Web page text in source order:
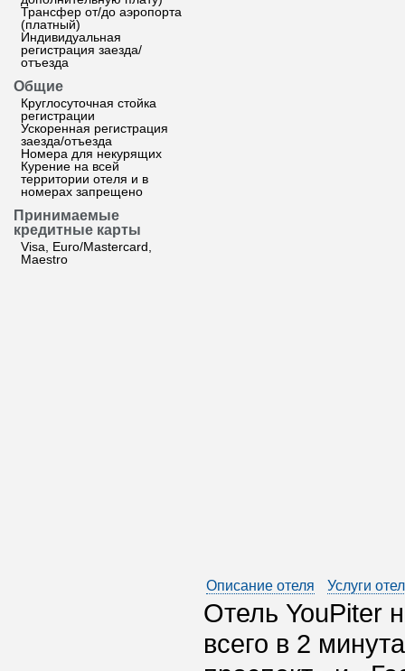
Трансфер от/до аэропорта
(платный)
Индивидуальная
регистрация заезда/
отъезда
Общие
Круглосуточная стойка
регистрации
Ускоренная регистрация
заезда/отъезда
Номера для некурящих
Курение на всей
территории отеля и в
номерах запрещено
Принимаемые
кредитные карты
Visa, Euro/Mastercard,
Maestro
Описание отеля Услуги
Отель YouPiter
всего в 2